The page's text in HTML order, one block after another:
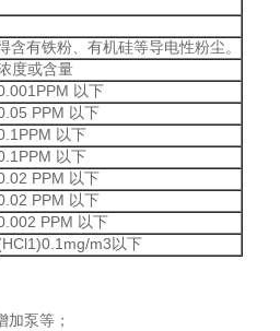
有铁粉、有机硅等导电性粉尘。
度或含量
以下
PPM 以下
以下
以下
PPM 以下
PPM 以下
PPM 以下
m3以下
泵等；